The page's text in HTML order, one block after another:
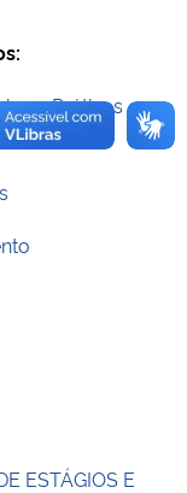
e Práticas
ESTÁGIOS E